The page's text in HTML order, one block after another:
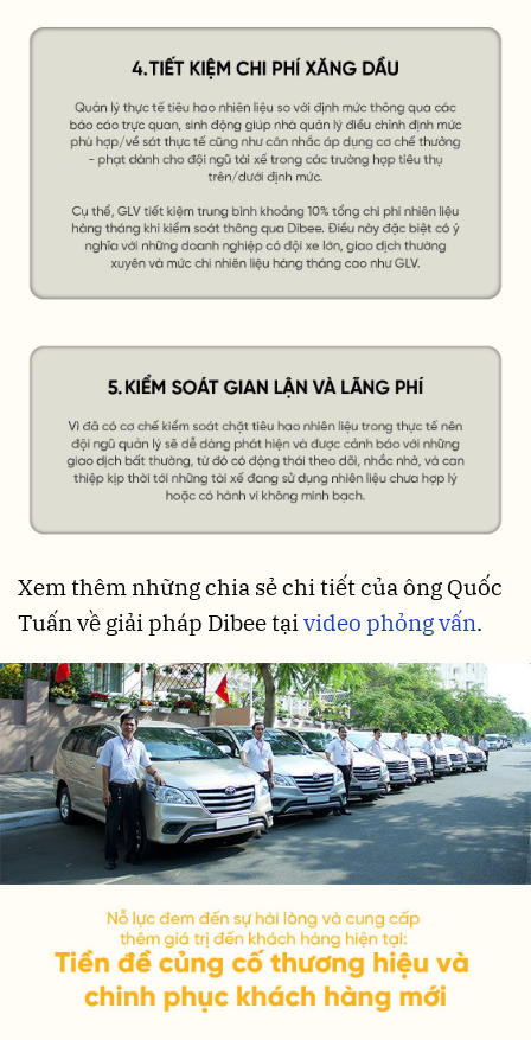
Xem thêm những chia sẻ chi tiết của ông Quốc
Tuấn về giải pháp Dibee tạivideo phỏng vấn.